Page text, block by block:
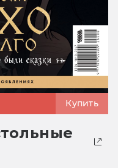
Купить